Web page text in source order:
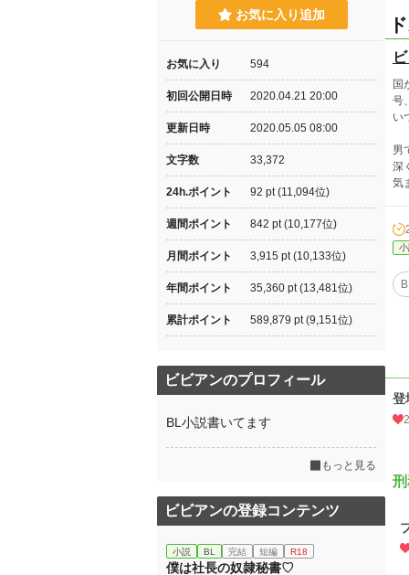
国
号
い
男
深
気
登
お気に入り追加
お気に入り 594
初回公開日時 2020.04.21 20:00
更新日時 2020.05.05 08:00
文字数 33,372
24h.ポイント 92 pt (11,094位)
週間ポイント 842 pt (10,177位)
月間ポイント 3,915 pt (10,133位)
年間ポイント 35,360 pt (13,481位)
累計ポイント 589,879 pt (9,151位)
ビビアンのプロフィール
BL小説書いてます
もっと見る
ビビアンの登録コンテンツ
小説 BL 完結 短編 R18
僕は社長の奴隷秘書♡